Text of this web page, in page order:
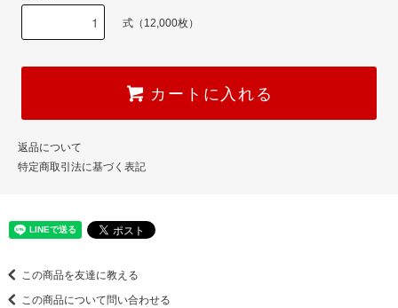
式（12,000枚）
カートに入れる
返品について
特定商取引法に基づく表記
この商品を友達に教える
この商品について問い合わせる